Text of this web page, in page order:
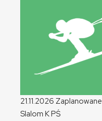
21.11.2026 Zaplanowane
Slalom KPŚ